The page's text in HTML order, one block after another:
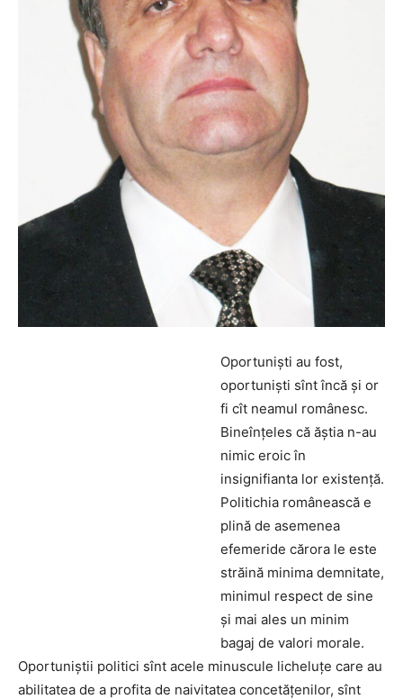
Oportunişti au fost,
oportunişti sînt încă şi or
fi cît neamul românesc.
Bineînţeles că ăştia n-au
nimic eroic în
insignifianta lor existenţă.
Politichia românească e
plină de asemenea
efemeride cărora le este
străină minima demnitate,
minimul respect de sine
şi mai ales un minim
bagaj de valori morale.
Oportuniştii politici sînt acele minuscule licheluţe care au
abilitatea de a profita de naivitatea concetăţenilor, sînt